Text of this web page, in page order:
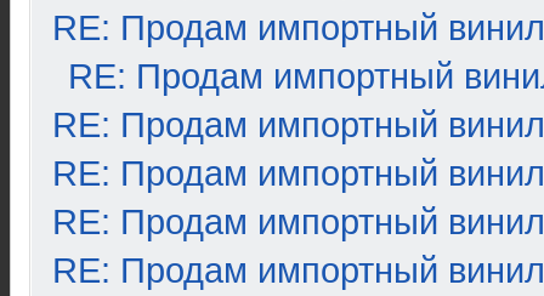
RE: Продам импортный винил
RE: Продам импортный
RE: Продам импортный винил
RE: Продам импортный винил
RE: Продам импортный винил
RE: Продам импортный винил